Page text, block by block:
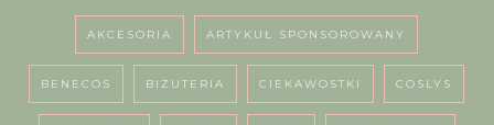
AKCESORIA ARTYKUŁ SPONSOROWANY
BENECOS BIŻUTERIA CIEKAWOSTKI COSLYS